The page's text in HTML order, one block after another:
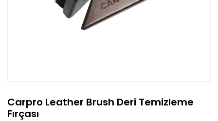
Carpro Leather Brush Deri Temizleme
Fırçası